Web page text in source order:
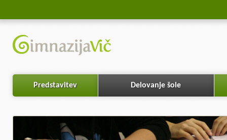
Predstavitev Delovanje šole